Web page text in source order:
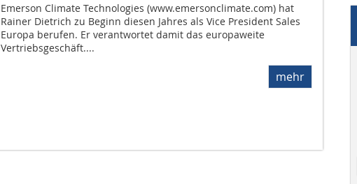
Emerson Climate Technologies (www.emersonclimate.com) hat
Rainer Dietrich zu Beginn diesen Jahres als Vice President Sales
Europa berufen. Er verantwortet damit das europaweite
Vertriebsgeschäft....
mehr